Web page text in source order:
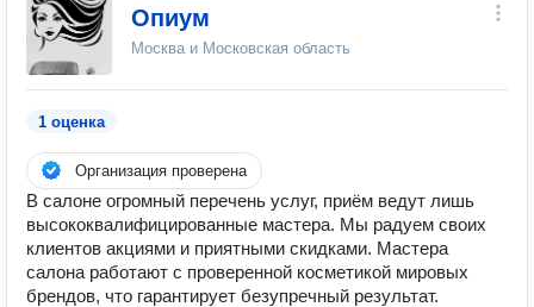
Опиум
Москва и Московская область
1 оценка
Организация проверена
В салоне огромный перечень услуг, приём ведут лишь
высококвалифицированные мастера. Мы радуем своих
клиентов акциями и приятными скидками. Мастера
салона работают с проверенной косметикой мировых
брендов, что гарантирует безупречный результат.